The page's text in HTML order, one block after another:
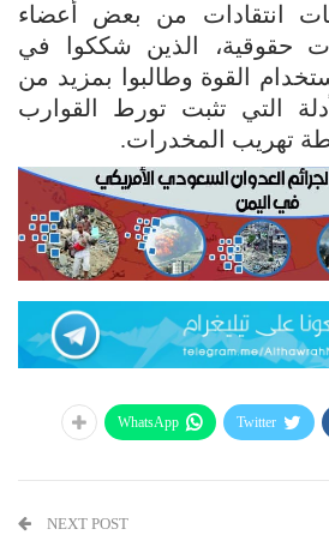
انتقادات من بعض أعضاء
حقوقية، الذين شككوا في
القوة وطالبوا بمزيد من
التي تثبت تورط القوارب
تهريب المخدرات.
Twitter
WhatsApp
NEXT POST